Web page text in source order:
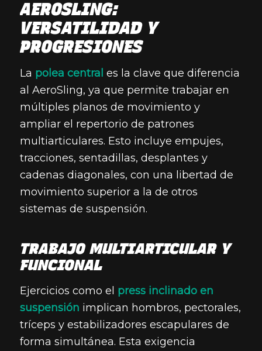
AEROSLING:
VERSATILIDAD Y
PROGRESIONES
La polea central es la clave que diferencia
al AeroSling, ya que permite trabajar en
múltiples planos de movimiento y
ampliar el repertorio de patrones
multiarticulares. Esto incluye empujes,
tracciones, sentadillas, desplantes y
cadenas diagonales, con una libertad de
movimiento superior a la de otros
sistemas de suspensión.
TRABAJO MULTIARTICULAR Y
FUNCIONAL
Ejercicios como el press inclinado en
suspensión implican hombros, pectorales,
tríceps y estabilizadores escapulares de
forma simultánea. Esta exigencia